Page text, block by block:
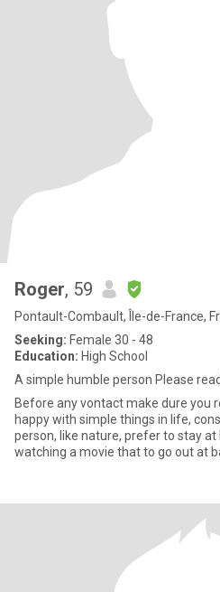
Roger, 59
Pontault-Combault, Île-de-France,
Seeking: Female 30 - 48
Education: High School
A simple humble person Please
Before any vontact make dure you
happy with simple things in life,
person, like nature, prefer to stay
watching a movie that to go out at